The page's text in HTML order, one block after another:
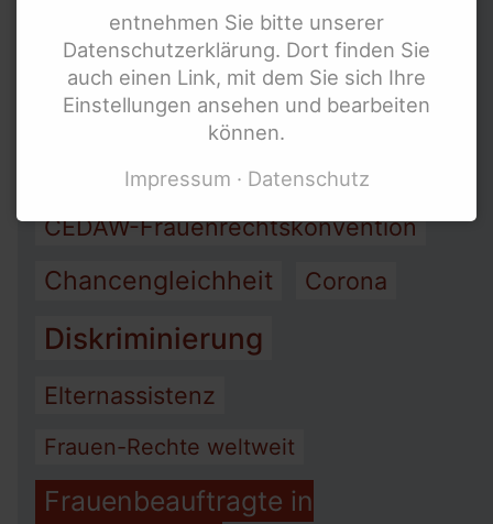
Barrierefreiheit
Bewegung behinderter Frauen
Bundesteilhabegesetz (BTHG)
CEDAW-Frauenrechtskonvention
Chancengleichheit Corona
Diskriminierung
Elternassistenz
Frauen-Rechte weltweit
Frauenbeauftragte in
entnehmen Sie bitte unserer
Datenschutzerklärung. Dort finden Sie
auch einen Link, mit dem Sie sich Ihre
Einstellungen ansehen und bearbeiten
können.
Impressum
Datenschutz